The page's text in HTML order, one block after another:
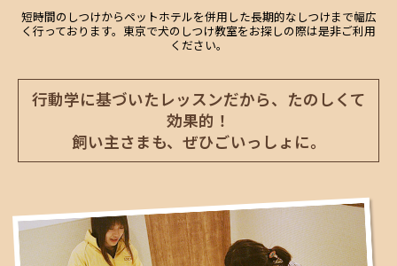
短時間のしつけからペットホテルを併用した長期的なしつけまで幅広
く行っております。東京で犬のしつけ教室をお探しの際は是非ご利用
ください。
行動学に基づいたレッスンだから、たのしくて
効果的！
飼い主さまも、ぜひごいっしょに。